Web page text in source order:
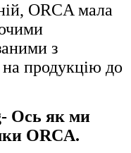
ORCA мала
з
продукцію до
- Ось як ми
ORCA.